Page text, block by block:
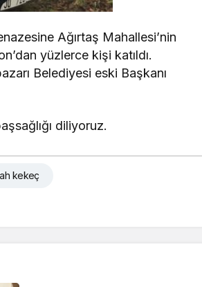
Ağırtaş Mahallesi’nin
yüzlerce kişi katıldı.
Belediyesi eski Başkanı
diliyoruz.
kekeç